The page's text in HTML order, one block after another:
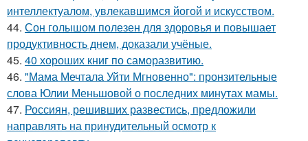
интеллектуалом, увлекавшимся йогой и искусством.
44. Сон голышом полезен для здоровья и повышает
продуктивность днем, доказали учёные.
45. 40 хороших книг по саморазвитию.
46. "Мама Мечтала Уйти Мгновенно": пронзительные
слова Юлии Меньшовой о последних минутах мамы.
47. Россиян, решивших развестись, предложили
направлять на принудительный осмотр к